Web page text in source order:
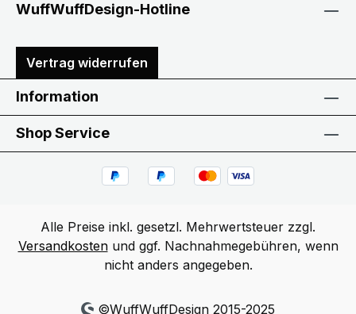
WuffWuffDesign-Hotline
Vertrag widerrufen
Information
Shop Service
Alle Preise inkl. gesetzl. Mehrwertsteuer zzgl.
Versandkostenund ggf. Nachnahmegebühren, wenn
nicht anders angegeben.
©WuffWuffDesign 2015-2025